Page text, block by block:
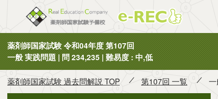
薬剤師国家試験 令和04年度 第107回
一般 実践問題 | 問 234,235 | 難易度 : 中,低
薬剤師国家試験 過去問解説 TOP 第107回 一覧